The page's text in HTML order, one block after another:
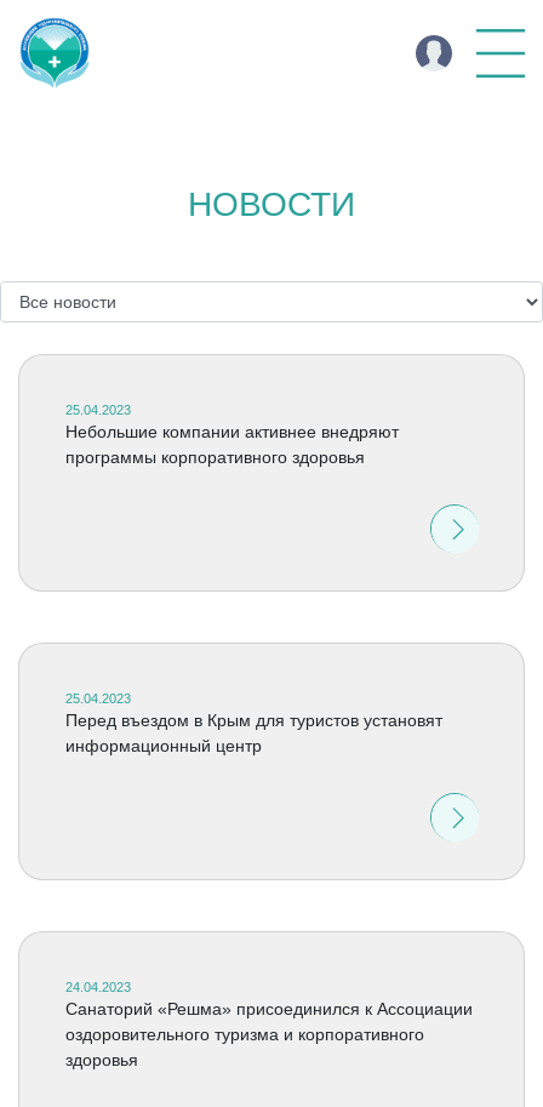
НОВОСТИ
25.04.2023
Небольшие компании активнее внедряют
программы корпоративного здоровья
25.04.2023
Перед въездом в Крым для туристов установят
информационный центр
24.04.2023
Санаторий «Решма» присоединился к Ассоциации
оздоровительного туризма и корпоративного
здоровья